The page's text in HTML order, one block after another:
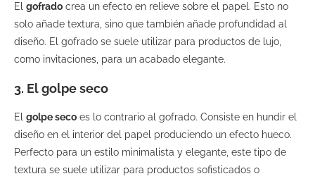
El gofrado crea un efecto en relieve sobre el papel. Esto no
solo añade textura, sino que también añade profundidad al
diseño. El gofrado se suele utilizar para productos de lujo,
como invitaciones, para un acabado elegante.
3. El golpe seco
El golpe seco es lo contrario al gofrado. Consiste en hundir el
diseño en el interior del papel produciendo un efecto hueco.
Perfecto para un estilo minimalista y elegante, este tipo de
textura se suele utilizar para productos sofisticados o